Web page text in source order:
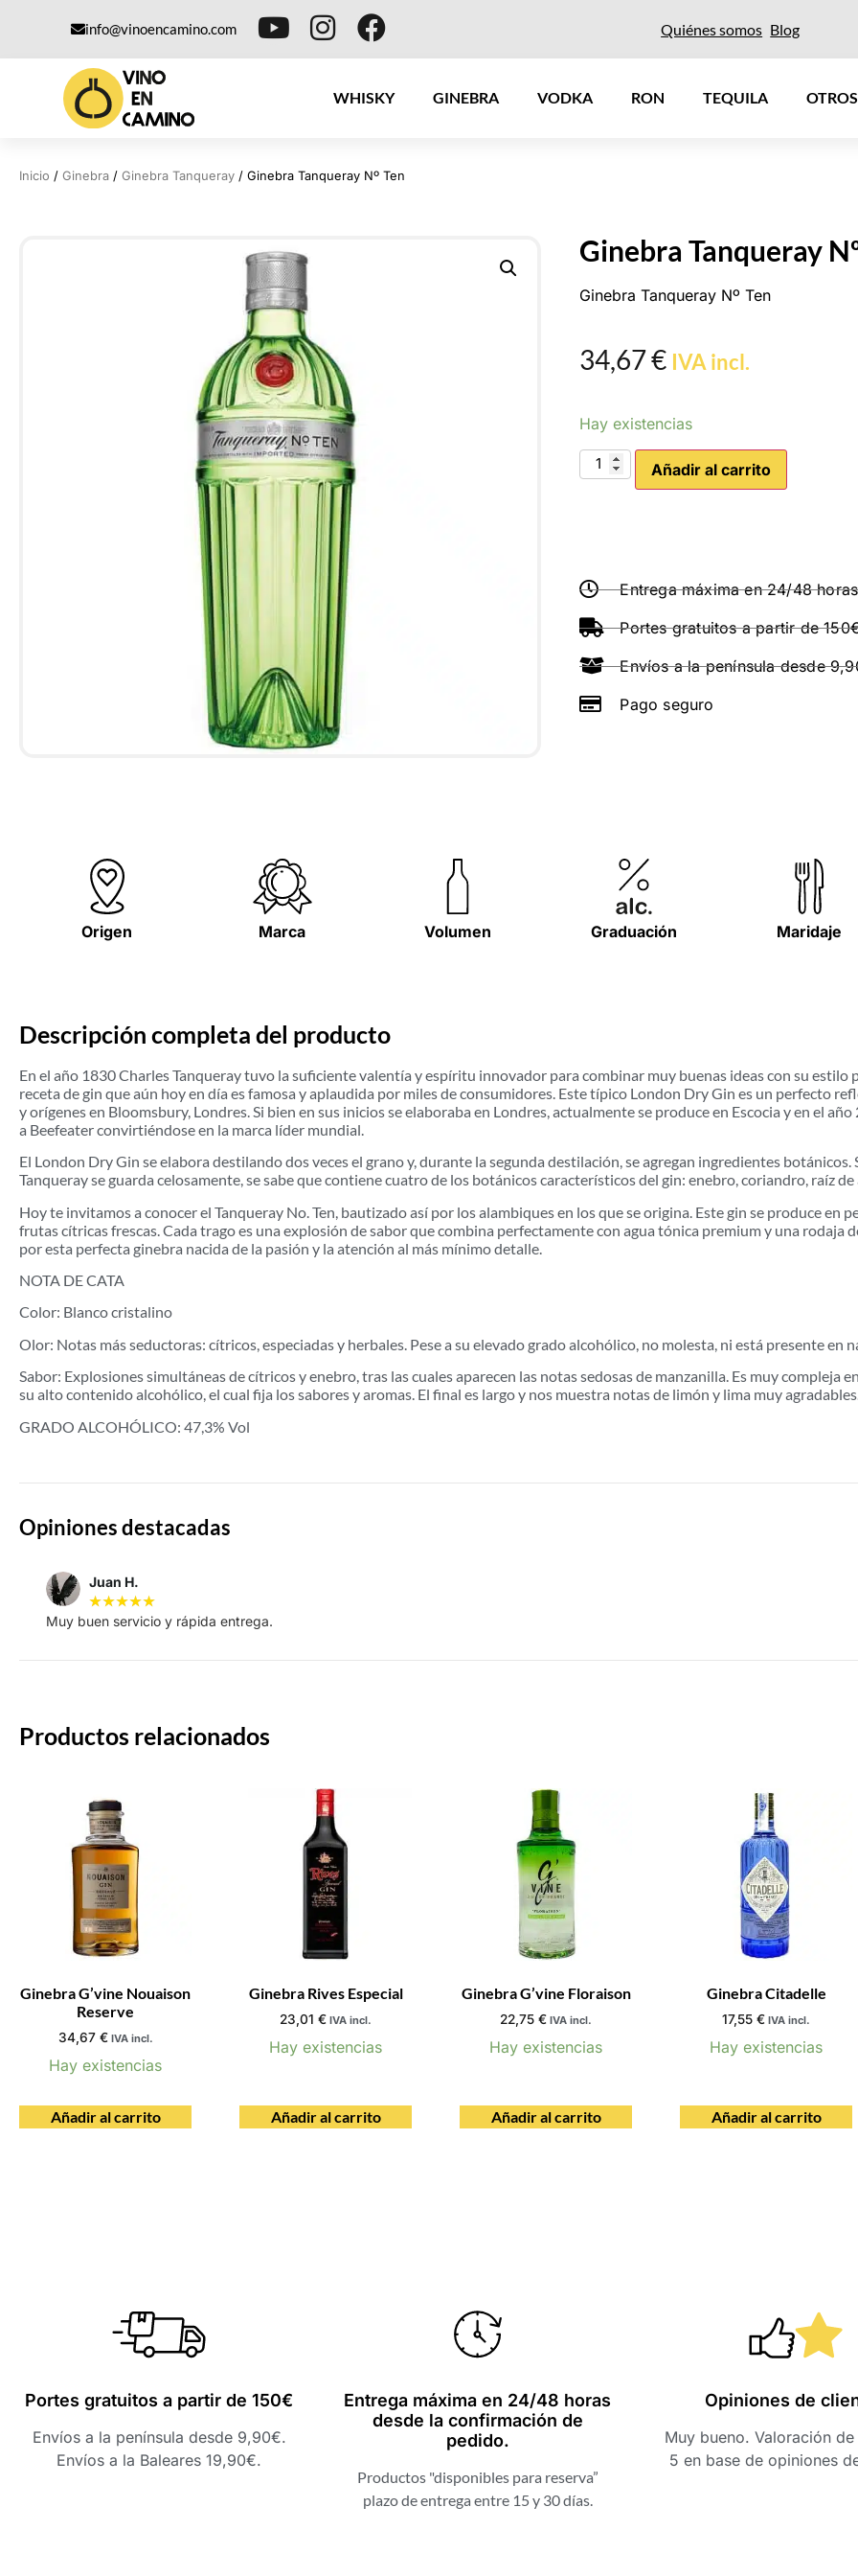
info@vinoencamino.com Quiénes somos Blog
WHISKY GINEBRA VODKA RON TEQUILA
Inicio / Ginebra / Ginebra Tanqueray / Ginebra Tanqueray Nº Ten
Ginebra Tanqueray
Ginebra Tanqueray Nº Ten
34,67€ IVA incl.
Hay existencias
Añadir al carrito
Entrega máxima en 24/48 horas
Portes gratuitos a partir de
Envíos a la península desde
Pago seguro
Origen Marca Volumen Graduación Maridaje
Descripción completa del producto
En el año 1830 Charles Tanqueray tuvo la suficiente valentía y espíritu innovador para combinar muy buenas ideas con su estilo
receta de gin que aún hoy en día es famosa y aplaudida por miles de consumidores. Este típico London Dry Gin es un perfecto
y orígenes en Bloomsbury, Londres. Si bien en sus inicios se elaboraba en Londres, actualmente se produce en Escocia y en el
a Beefeater convirtiéndose en la marca líder mundial.
El London Dry Gin se elabora destilando dos veces el grano y, durante la segunda destilación, se agregan ingredientes botánicos.
Tanqueray se guarda celosamente, se sabe que contiene cuatro de los botánicos característicos del gin: enebro, coriandro, raíz de
Hoy te invitamos a conocer el Tanqueray No. Ten, bautizado así por los alambiques en los que se origina. Este gin se produce en
frutas cítricas frescas. Cada trago es una explosión de sabor que combina perfectamente con agua tónica premium y una rodaja
por esta perfecta ginebra nacida de la pasión y la atención al más mínimo detalle.
NOTA DE CATA
Color: Blanco cristalino
Olor: Notas más seductoras: cítricos, especiadas y herbales. Pese a su elevado grado alcohólico, no molesta, ni está presente en
Sabor: Explosiones simultáneas de cítricos y enebro, tras las cuales aparecen las notas sedosas de manzanilla. Es muy compleja
su alto contenido alcohólico, el cual fija los sabores y aromas. El final es largo y nos muestra notas de limón y lima muy
GRADO ALCOHÓLICO: 47,3% Vol
Opiniones destacadas
Juan H.
★★★★★
Muy buen servicio y rápida entrega.
Productos relacionados
Ginebra G’vine Nouaison
Reserve
34,67 € IVA incl.
Hay existencias
Añadir al carrito
Ginebra Rives Especial
23,01 € IVA incl.
Hay existencias
Añadir al carrito
Ginebra G’vine Floraison
22,75 € IVA incl.
Hay existencias
Añadir al carrito
Ginebra Citadelle
17,55 € IVA incl.
Hay existencias
Añadir al carrito
Portes gratuitos a partir de 150€
Envíos a la península desde 9,90€.
Envíos a la Baleares 19,90€.
Entrega máxima en 24/48 horas
desde la confirmación de
pedido.
Productos "disponibles para reserva”
plazo de entrega entre 15 y 30 días.
Opiniones de
Muy bueno. Valoración
5 en base de opiniones